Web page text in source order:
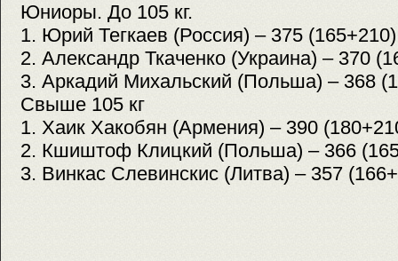
Юниоры. До 105 кг.
1. Юрий Тегкаев (Россия) – 375 (165+210)
2. Александр Ткаченко (Украина) – 370
3. Аркадий Михальский (Польша) – 368
Свыше 105 кг
1. Хаик Хакобян (Армения) – 390
2. Кшиштоф Клицкий (Польша) – 366
3. Винкас Слевинскис (Литва) – 357